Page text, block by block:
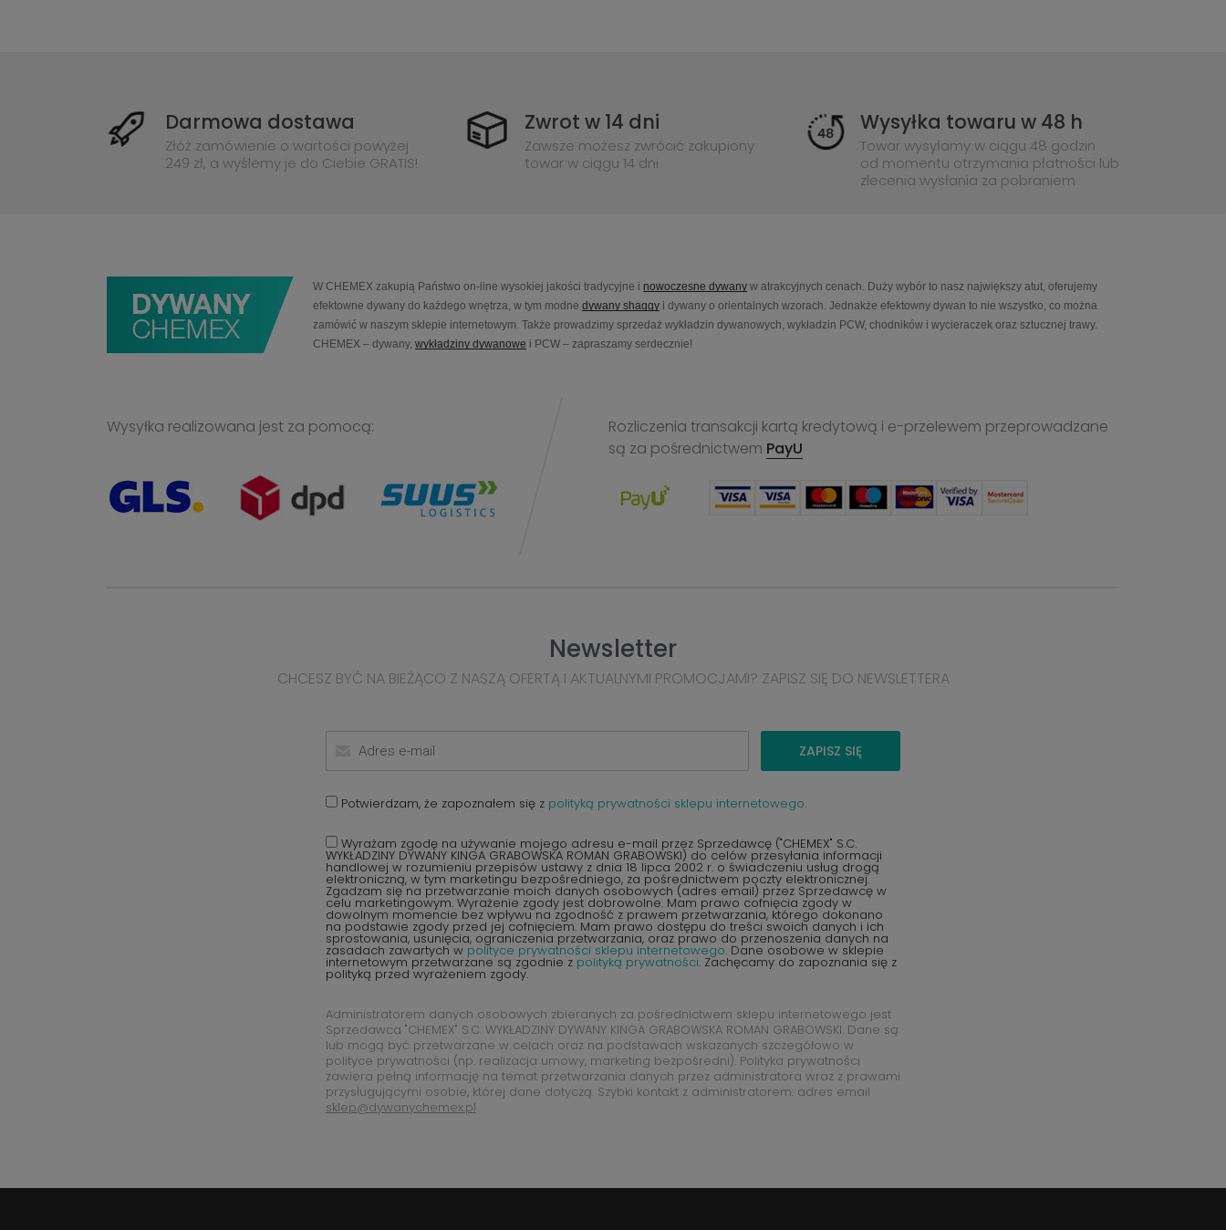
Darmowa dostawa
Złóż zamówienie o wartości powyżej
249 zł, a wyślemy je do Ciebie GRATIS!
Zwrot w 14 dni
Zawsze możesz zwrócić zakupiony
towar w ciągu 14 dni
Wysyłka towaru w 48 h
Towar wysyłamy w ciągu 48 godzin
od momentu otrzymania płatności lub
zlecenia wysłania za pobraniem
W CHEMEX zakupią Państwo on-line wysokiej jakości tradycyjne i nowoczesne dywany w atrakcyjnych cenach. Duży wybór to nasz największy atut, oferujemy
efektowne dywany do każdego wnętrza, w tym modne dywany shaggy i dywany o orientalnych wzorach. Jednakże efektowny dywan to nie wszystko, co można
zamówić w naszym sklepie internetowym. Także prowadzimy sprzedaż wykładzin dywanowych, wykładzin PCW, chodników i wycieraczek oraz sztucznej trawy.
CHEMEX – dywany, wykładziny dywanowe i PCW – zapraszamy serdecznie!
Wysyłka realizowana jest za pomocą:
Rozliczenia transakcji kartą kredytową i e-przelewem przeprowadzane
są za pośrednictwem PayU
Newsletter
CHCESZ BYĆ NA BIEŻĄCO Z NASZĄ OFERTĄ I AKTUALNYMI PROMOCJAMI? ZAPISZ SIĘ DO NEWSLETTERA
ZAPISZ SIĘ
Potwierdzam, że zapoznałem się z polityką prywatności sklepu internetowego.
Wyrażam zgodę na używanie mojego adresu e-mail przez Sprzedawcę ("CHEMEX" S.C.
WYKŁADZINY DYWANY KINGA GRABOWSKA ROMAN GRABOWSKI) do celów przesyłania informacji
handlowej w rozumieniu przepisów ustawy z dnia 18 lipca 2002 r. o świadczeniu usług drogą
elektroniczną, w tym marketingu bezpośredniego, za pośrednictwem poczty elektronicznej.
Zgadzam się na przetwarzanie moich danych osobowych (adres email) przez Sprzedawcę w
celu marketingowym. Wyrażenie zgody jest dobrowolne. Mam prawo cofnięcia zgody w
dowolnym momencie bez wpływu na zgodność z prawem przetwarzania, którego dokonano
na podstawie zgody przed jej cofnięciem. Mam prawo dostępu do treści swoich danych i ich
sprostowania, usunięcia, ograniczenia przetwarzania, oraz prawo do przenoszenia danych na
zasadach zawartych w polityce prywatności sklepu internetowego. Dane osobowe w sklepie
internetowym przetwarzane są zgodnie z polityką prywatności. Zachęcamy do zapoznania się z
polityką przed wyrażeniem zgody.
Administratorem danych osobowych zbieranych za pośrednictwem sklepu internetowego jest
Sprzedawca "CHEMEX" S.C. WYKŁADZINY DYWANY KINGA GRABOWSKA ROMAN GRABOWSKI. Dane są
lub mogą być przetwarzane w celach oraz na podstawach wskazanych szczegółowo w
polityce prywatności (np. realizacja umowy, marketing bezpośredni). Polityka prywatności
zawiera pełną informację na temat przetwarzania danych przez administratora wraz z prawami
przysługującymi osobie, której dane dotyczą. Szybki kontakt z administratorem: adres email
sklep@dywanychemex.pl